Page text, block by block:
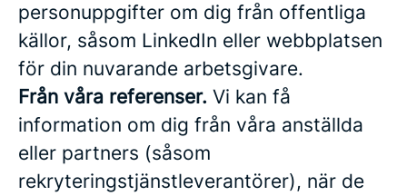
personuppgifter om dig från offentliga
källor, såsom LinkedIn eller webbplatsen
för din nuvarande arbetsgivare.
Från våra referenser. Vi kan få
information om dig från våra anställda
eller partners (såsom
rekryteringstjänstleverantörer), när de